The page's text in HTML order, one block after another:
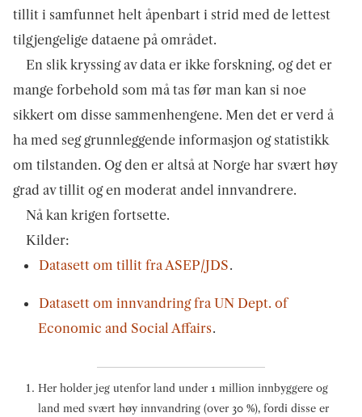
tillit i samfunnet helt åpenbart i strid med de lettest
tilgjengelige dataene på området.
En slik kryssing av data er ikke forskning, og det er
mange forbehold som må tas før man kan si noe
sikkert om disse sammenhengene. Men det er verd å
ha med seg grunnleggende informasjon og statistikk
om tilstanden. Og den er altså at Norge har svært høy
grad av tillit og en moderat andel innvandrere.
Nå kan krigen fortsette.
Kilder:
Datasett om tillit fra ASEP/JDS.
Datasett om innvandring fra UN Dept. of
Economic and Social Affairs.
Her holder jeg utenfor land under 1 million innbyggere og
land med svært høy innvandring (over 30 %), fordi disse er